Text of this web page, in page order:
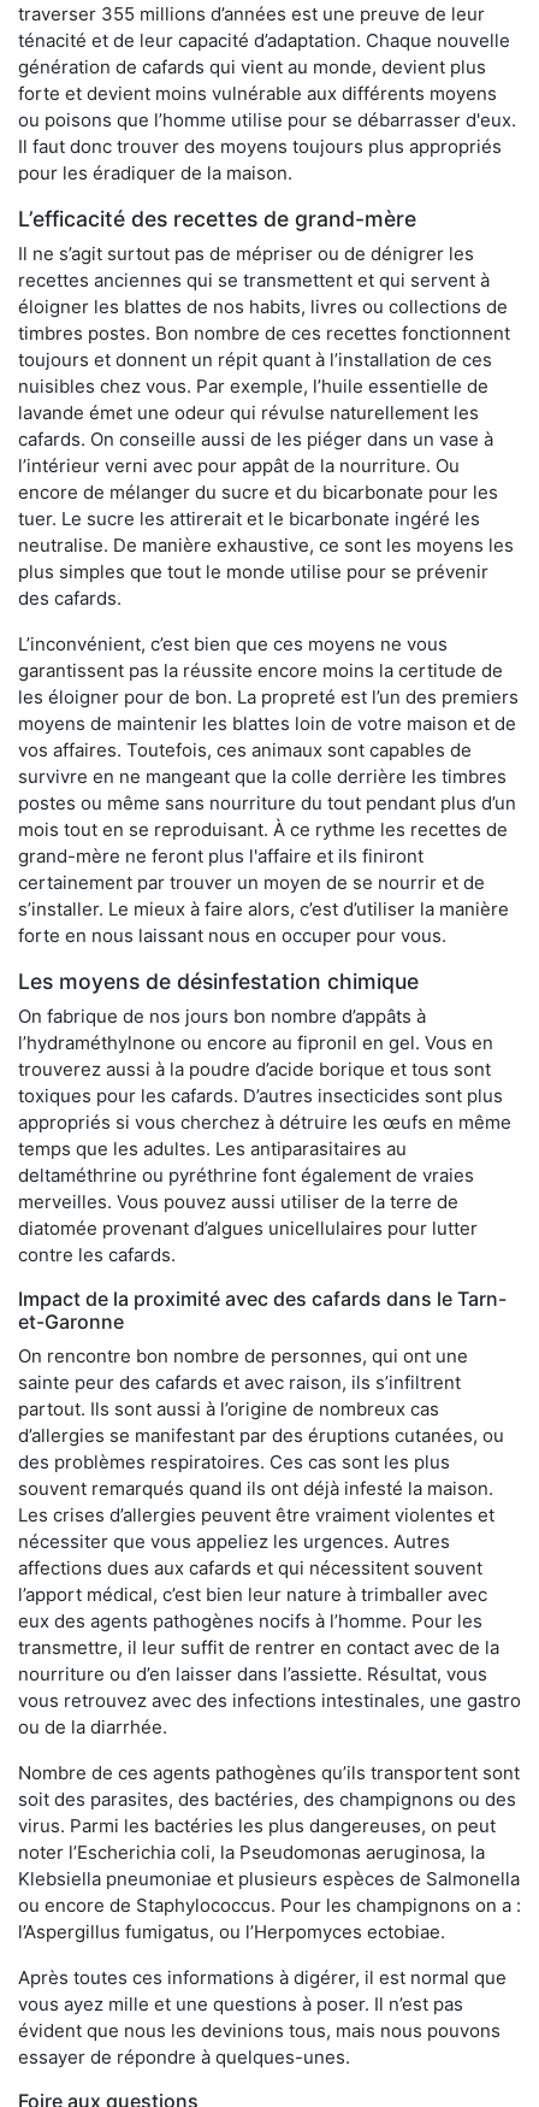
traverser 355 millions d’années est une preuve de leur
ténacité et de leur capacité d’adaptation. Chaque nouvelle
génération de cafards qui vient au monde, devient plus
forte et devient moins vulnérable aux différents moyens
ou poisons que l’homme utilise pour se débarrasser d'eux.
Il faut donc trouver des moyens toujours plus appropriés
pour les éradiquer de la maison.
L’efficacité des recettes de grand-mère
Il ne s’agit surtout pas de mépriser ou de dénigrer les
recettes anciennes qui se transmettent et qui servent à
éloigner les blattes de nos habits, livres ou collections de
timbres postes. Bon nombre de ces recettes fonctionnent
toujours et donnent un répit quant à l’installation de ces
nuisibles chez vous. Par exemple, l’huile essentielle de
lavande émet une odeur qui révulse naturellement les
cafards. On conseille aussi de les piéger dans un vase à
l’intérieur verni avec pour appât de la nourriture. Ou
encore de mélanger du sucre et du bicarbonate pour les
tuer. Le sucre les attirerait et le bicarbonate ingéré les
neutralise. De manière exhaustive, ce sont les moyens les
plus simples que tout le monde utilise pour se prévenir
des cafards.
L’inconvénient, c’est bien que ces moyens ne vous
garantissent pas la réussite encore moins la certitude de
les éloigner pour de bon. La propreté est l’un des premiers
moyens de maintenir les blattes loin de votre maison et de
vos affaires. Toutefois, ces animaux sont capables de
survivre en ne mangeant que la colle derrière les timbres
postes ou même sans nourriture du tout pendant plus d’un
mois tout en se reproduisant. À ce rythme les recettes de
grand-mère ne feront plus l'affaire et ils finiront
certainement par trouver un moyen de se nourrir et de
s’installer. Le mieux à faire alors, c’est d’utiliser la manière
forte en nous laissant nous en occuper pour vous.
Les moyens de désinfestation chimique
On fabrique de nos jours bon nombre d’appâts à
l’hydraméthylnone ou encore au fipronil en gel. Vous en
trouverez aussi à la poudre d’acide borique et tous sont
toxiques pour les cafards. D’autres insecticides sont plus
appropriés si vous cherchez à détruire les œufs en même
temps que les adultes. Les antiparasitaires au
deltaméthrine ou pyréthrine font également de vraies
merveilles. Vous pouvez aussi utiliser de la terre de
diatomée provenant d’algues unicellulaires pour lutter
contre les cafards.
Impact de la proximité avec des cafards dans le Tarn-
et-Garonne
On rencontre bon nombre de personnes, qui ont une
sainte peur des cafards et avec raison, ils s’infiltrent
partout. Ils sont aussi à l’origine de nombreux cas
d’allergies se manifestant par des éruptions cutanées, ou
des problèmes respiratoires. Ces cas sont les plus
souvent remarqués quand ils ont déjà infesté la maison.
Les crises d’allergies peuvent être vraiment violentes et
nécessiter que vous appeliez les urgences. Autres
affections dues aux cafards et qui nécessitent souvent
l’apport médical, c’est bien leur nature à trimballer avec
eux des agents pathogènes nocifs à l’homme. Pour les
transmettre, il leur suffit de rentrer en contact avec de la
nourriture ou d’en laisser dans l’assiette. Résultat, vous
vous retrouvez avec des infections intestinales, une gastro
ou de la diarrhée.
Nombre de ces agents pathogènes qu’ils transportent sont
soit des parasites, des bactéries, des champignons ou des
virus. Parmi les bactéries les plus dangereuses, on peut
noter l’Escherichia coli, la Pseudomonas aeruginosa, la
Klebsiella pneumoniae et plusieurs espèces de Salmonella
ou encore de Staphylococcus. Pour les champignons on a :
l’Aspergillus fumigatus, ou l’Herpomyces ectobiae.
Après toutes ces informations à digérer, il est normal que
vous ayez mille et une questions à poser. Il n’est pas
évident que nous les devinions tous, mais nous pouvons
essayer de répondre à quelques-unes.
Foire aux questions